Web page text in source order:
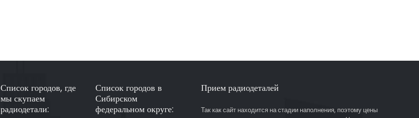
Список городов, где
мы скупаем
радиодетали:
Список городов в
Сибирском
федеральном округе:
Прием радиодеталей
Так как сайт находится на стадии наполнения, поэтому цены